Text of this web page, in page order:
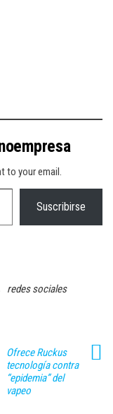
to your email.
Suscribirse
redes sociales
Ofrece Ruckus
tecnología contra
“epidemia” del
vapeo